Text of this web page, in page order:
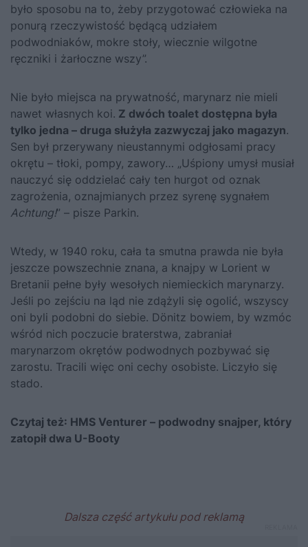
było sposobu na to, żeby przygotować człowieka na
ponurą rzeczywistość będącą udziałem
podwodniaków, mokre stoły, wiecznie wilgotne
ręczniki i żarłoczne wszy”.
Nie było miejsca na prywatność, marynarz nie mieli
nawet własnych koi. Z dwóch toalet dostępna była
tylko jedna – druga służyła zazwyczaj jako magazyn.
Sen był przerywany nieustannymi odgłosami pracy
okrętu – tłoki, pompy, zawory… „Uśpiony umysł musiał
nauczyć się oddzielać cały ten hurgot od oznak
zagrożenia, oznajmianych przez syrenę sygnałem
Achtung!” – pisze Parkin.
Wtedy, w 1940 roku, cała ta smutna prawda nie była
jeszcze powszechnie znana, a knajpy w Lorient w
Bretanii pełne były wesołych niemieckich marynarzy.
Jeśli po zejściu na ląd nie zdążyli się ogolić, wszyscy
oni byli podobni do siebie. Dönitz bowiem, by wzmóc
wśród nich poczucie braterstwa, zabraniał
marynarzom okrętów podwodnych pozbywać się
zarostu. Tracili więc oni cechy osobiste. Liczyło się
stado.
Czytaj też: HMS Venturer – podwodny snajper, który
zatopił dwa U-Booty